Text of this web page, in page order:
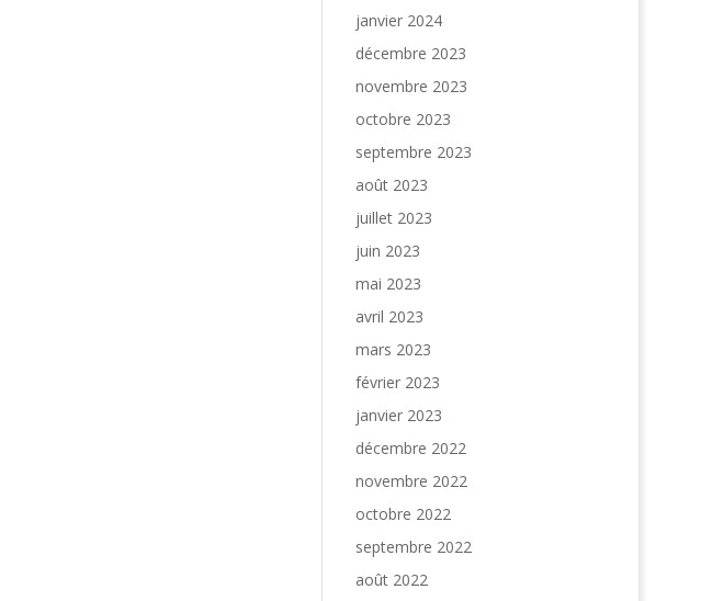
janvier 2024
décembre 2023
novembre 2023
octobre 2023
septembre 2023
août 2023
juillet 2023
juin 2023
mai 2023
avril 2023
mars 2023
février 2023
janvier 2023
décembre 2022
novembre 2022
octobre 2022
septembre 2022
août 2022